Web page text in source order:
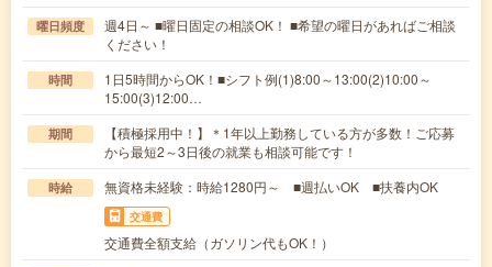
曜日頻度
週4日～ ■曜日固定の相談OK！ ■希望の曜日があればご相談
ください！
時間
1日5時間からOK！■シフト例(1)8:00～13:00(2)10:00～
15:00(3)12:00…
期間
【積極採用中！】＊1年以上勤務している方が多数！ご応募
から最短2～3日後の就業も相談可能です！
時給 無資格未経験：時給1280円～ ■週払いOK ■扶養内OK
交通費
交通費全額支給（ガソリン代もOK！）